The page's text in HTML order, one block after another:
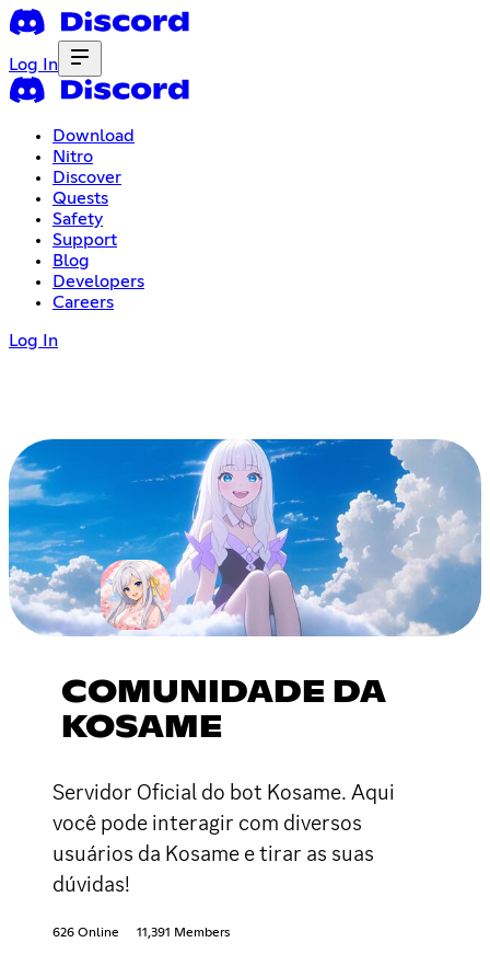
Log In
Download
Nitro
Discover
Quests
Safety
Support
Blog
Developers
Careers
Log In
COMUNIDADE DA
KOSAME
Servidor Oficial do bot Kosame. Aqui
você pode interagir com diversos
usuários da Kosame e tirar as suas
dúvidas!
626 Online 11,391 Members